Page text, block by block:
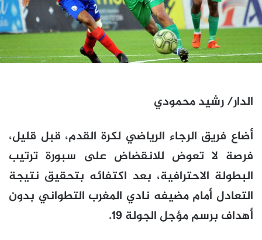
الدار/ رشيد محمودي
أضاع فريق الرجاء الرياضي لكرة القدم، قبل قليل،
فرصة لا تعوض للانقضاض على سبورة ترتيب
البطولة الاحترافية، بعد اكتفائه بتحقيق نتيجة
التعادل أمام مضيفه نادي المغرب التطواني بدون
أهداف برسم مؤجل الجولة 19.